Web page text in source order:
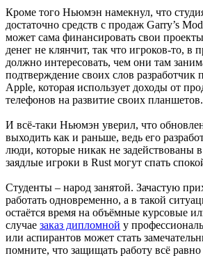
Кроме того Ньюмэн намекнул, что
достаточно средств с продаж Garry’s
может сама финансировать свои
денег не клянчит, так что игроков-то, в
должно интересовать, чем они там
подтверждение своих слов
Apple, которая использует доходы от
телефонов на развитие своих планшетов.
И всё-таки Ньюмэн уверил, что
выходить как и раньше, ведь его
люди, которые никак не задействованы
заядлые игроки в Rust могут спать
Студенты – народ занятой. Зачастую
работать одновременно, а в такой
остаётся время на объёмные курсовые
случае заказ дипломной у
или аспирантов может стать
помните, что защищать работу всё